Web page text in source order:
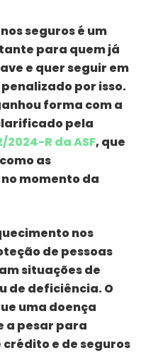
seguros é um
para quem já
e quer seguir em
por isso.
forma com a
pela
2024-R da ASF, que
as
momento da
nos
de pessoas
situações de
de deficiência. O
uma doença
a pesar para
e de seguros